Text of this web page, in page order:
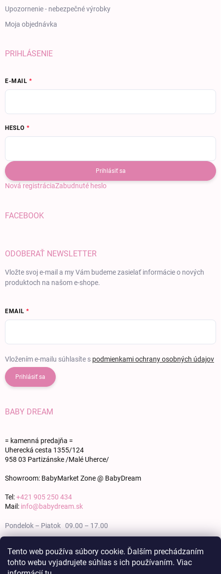
Tento web používa súbory cookie. Ďalším prechádzaním
tohto webu vyjadrujete súhlas s ich používaním. Viac
Upozornenie - nebezpečné výrobky
Moja objednávka
PRIHLÁSENIE
E-MAIL
HESLO
Prihlásiť sa
Nová registráciaZabudnuté heslo
FACEBOOK
ODOBERAŤ NEWSLETTER
Vložte svoj e-mail a my Vám budeme zasielať informácie o nových
produktoch na našom e-shope.
EMAIL
Vložením e-mailu súhlasíte s podmienkami ochrany osobných údajov
Prihlásiť sa
BABY DREAM
= kamenná predajňa =
Uherecká cesta 1355/124
958 03 Partizánske /Malé Uherce/
Showroom: BabyMarket Zone @ BabyDream
Tel:+421 905 250 434
Mail: info@babydream.sk
Pondelok – Piatok 09.00 – 17.00
Nedeľa zatvorené